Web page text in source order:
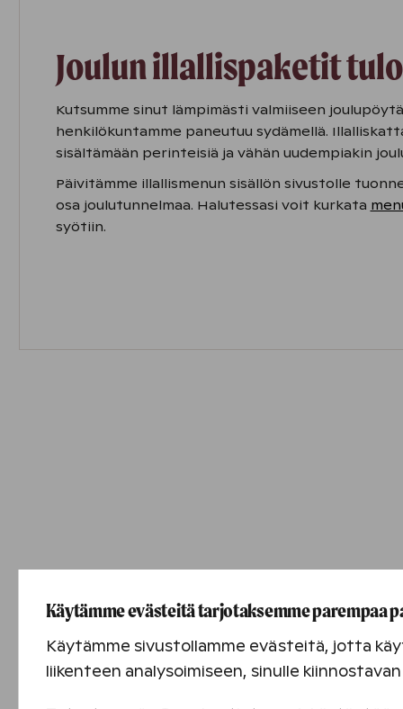
Joulun illallispaketit
Kutsumme sinut lämpimästi valmiiseen
henkilökuntamme paneutuu sydämellä.
sisältämään perinteisiä ja vähän uudempiakin
Päivitämme illallismenun sisällön sivustolle
osa joulutunnelmaa. Halutessasi voit kurkata
syötiin.
Käytämme evästeitä tarjotaksemme parempaa
Käytämme sivustollamme evästeitä, jotta
liikenteen analysoimiseen, sinulle